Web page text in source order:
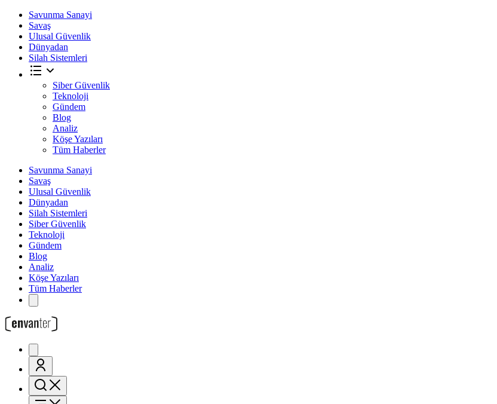
Savunma Sanayi
Savaş
Ulusal Güvenlik
Dünyadan
Silah Sistemleri
Siber Güvenlik
Teknoloji
Gündem
Blog
Analiz
Köşe Yazıları
Tüm Haberler
Savunma Sanayi
Savaş
Ulusal Güvenlik
Dünyadan
Silah Sistemleri
Siber Güvenlik
Teknoloji
Gündem
Blog
Analiz
Köşe Yazıları
Tüm Haberler